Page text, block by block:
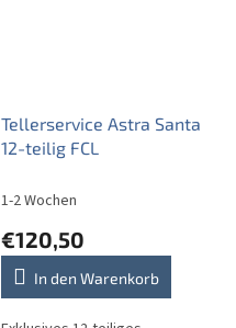
Tellerservice Astra Santa
12-teilig FCL
1-2 Wochen
€120,50
In den Warenkorb